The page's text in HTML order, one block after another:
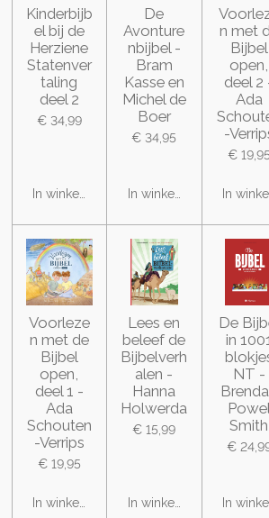
Kinderbijb
el bij de
Herziene
Statenver
taling
deel 2
€ 34,99
In winkelwagen
De
Avonture
nbijbel -
Bram
Kasse en
Michel de
Boer
€ 34,95
In winkelwagen
n met
Bijbel
open,
deel 2
Ada
-
€ 19,95
In
Voorleze
n met de
Bijbel
open,
deel 1 -
Ada
Schouten
-Verrips
€ 19,95
In winkelwagen
Lees en
beleef de
Bijbelverh
alen -
Hanna
Holwerda
€ 15,99
In winkelwagen
De
in
NT -
Smith
€
In